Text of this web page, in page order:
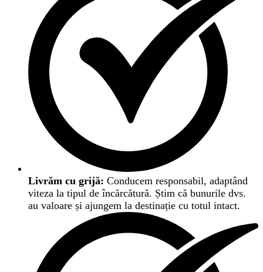
Livrăm cu grijă: Conducem responsabil, adaptând
viteza la tipul de încărcătură. Știm că bunurile dvs.
au valoare și ajungem la destinație cu totul intact.